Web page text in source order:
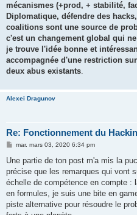
mécanismes (+prod, + stabilité,
Diplomatique, défendre des
coalitions sont une source de
c'est un changement global qui
je trouve l'idée bonne et
accompagnée d'une restriction
deux abus existants.
Alexei Dragunov
Re: Fonctionnement du
M
s
a
g
mar. mars 03, 2020 6:34 pm
Une partie de ton post m'a mis la
précise que les remarques qui vont
échelle de compétence en compte :
en formules, je suis une bite en
piste alternative pour résoudre le